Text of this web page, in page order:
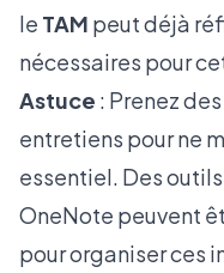
le TAM peut déjà
nécessaires pour
Astuce : Prenez
entretiens pour ne
essentiel. Des
OneNote peuvent
pour organiser ces